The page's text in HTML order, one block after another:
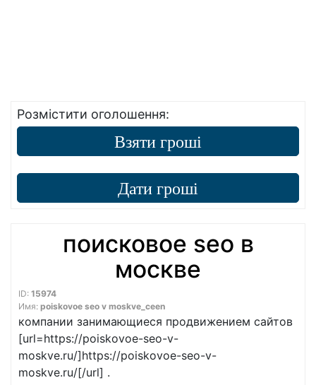
Розмістити оголошення:
Взяти гроші
Дати гроші
поисковое seo в
москве
ID: 15974
Имя: poiskovoe seo v moskve_ceen
компании занимающиеся продвижением сайтов
[url=https://poiskovoe-seo-v-
moskve.ru/]https://poiskovoe-seo-v-
moskve.ru/[/url] .